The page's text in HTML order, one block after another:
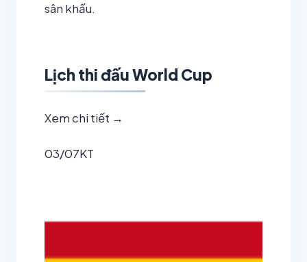
sân khấu.
Lịch thi đấu World Cup
Xem chi tiết →
03/07KT